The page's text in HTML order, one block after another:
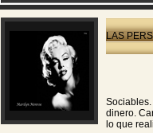
LAS
dinero.
lo que